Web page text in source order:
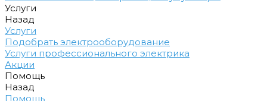
Услуги
Назад
Услуги
Подобрать электрооборудование
Услуги профессионального электрика
Акции
Помощь
Назад
Помощь